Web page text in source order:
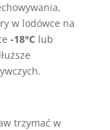
w lodówce na
-18°C lub
trzymać w